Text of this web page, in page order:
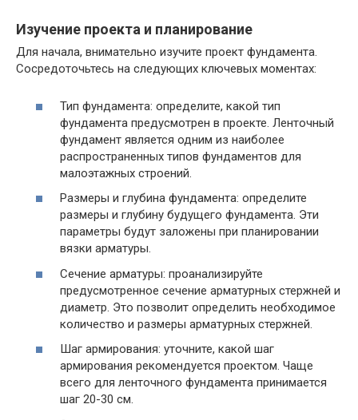
Изучение проекта и планирование
Для начала, внимательно изучите проект фундамента.
Сосредоточьтесь на следующих ключевых моментах:
Тип фундамента: определите, какой тип
фундамента предусмотрен в проекте. Ленточный
фундамент является одним из наиболее
распространенных типов фундаментов для
малоэтажных строений.
Размеры и глубина фундамента: определите
размеры и глубину будущего фундамента. Эти
параметры будут заложены при планировании
вязки арматуры.
Сечение арматуры: проанализируйте
предусмотренное сечение арматурных стержней и
диаметр. Это позволит определить необходимое
количество и размеры арматурных стержней.
Шаг армирования: уточните, какой шаг
армирования рекомендуется проектом. Чаще
всего для ленточного фундамента принимается
шаг 20-30 см.